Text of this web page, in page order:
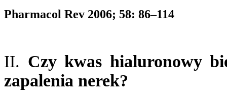
Pharmacol Rev 2006; 58: 86­–114
II. Czy kwas hialuronowy
zapalenia nerek?